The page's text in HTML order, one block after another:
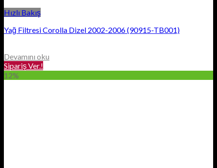
Hızlı Bakış
Yağ Filtresi Corolla Dizel 2002-2006 (90915-TB001)
Devamını oku
Sipariş Ver.!
12%